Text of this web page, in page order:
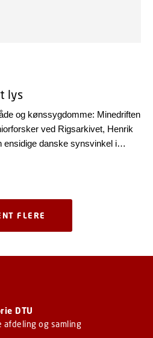
lys
og kønssygdomme: Minedriften
ved Rigsarkivet, Henrik
ensidige danske synsvinkel i
FLERE
DTU
afdeling og samling